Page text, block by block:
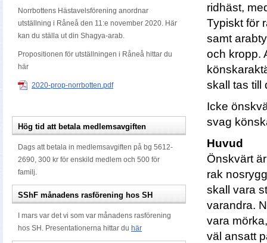
Norrbottens Hästavelsförening anordnar
utställning i Råneå den 11:e november 2020. Här
kan du ställa ut din Shagya-arab.
Propositionen för utställningen i Råneå hittar du
här
2020-prop-norrbotten.pdf
Hög tid att betala medlemsavgiften
Dags att betala in medlemsavgiften på bg 5612-
2690, 300 kr för enskild medlem och 500 för
familj.
SShF månadens rasförening hos SH
I mars var det vi som var månadens rasförening
hos SH. Presentationerna hittar du här
ridhäst,
Typiskt för
samt
och kropp.
skall tas till
Icke
svag
Huvud
Önskvärt
rak
skall vara
varandra.
vara
väl ansatt